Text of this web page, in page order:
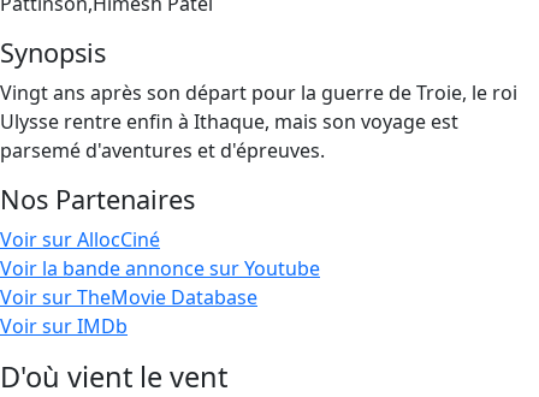
Synopsis
Vingt ans après son départ pour la guerre de Troie, le roi
Ulysse rentre enfin à Ithaque, mais son voyage est
parsemé d'aventures et d'épreuves.
Nos Partenaires
Voir sur AllocCiné
Voir la bande annonce sur Youtube
Voir sur TheMovie Database
Voir sur IMDb
D'où vient le vent